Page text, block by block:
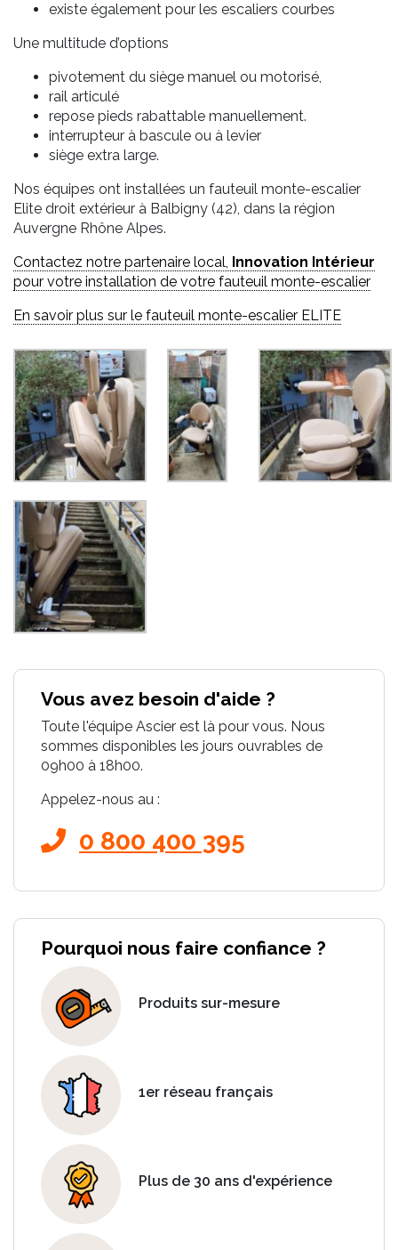
existe également pour les escaliers courbes
Une multitude d’options
pivotement du siège manuel ou motorisé,
rail articulé
repose pieds rabattable manuellement.
interrupteur à bascule ou à levier
siège extra large.
Nos équipes ont installées un fauteuil monte-escalier
Elite droit extérieur à Balbigny (42), dans la région
Auvergne Rhône Alpes.
Contactez notre partenaire local, Innovation Intérieur
pour votre installation de votre fauteuil monte-escalier
En savoir plus sur le fauteuil monte-escalier ELITE
Vous avez besoin d'aide ?
Toute l'équipe Ascier est là pour vous. Nous
sommes disponibles les jours ouvrables de
09h00 à 18h00.
Appelez-nous au :
0 800 400 395
Pourquoi nous faire confiance ?
Produits sur-mesure
1er réseau français
Plus de 30 ans d'expérience